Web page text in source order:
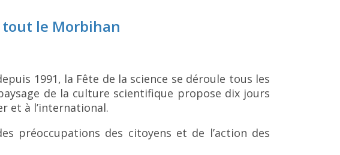
tout le Morbihan
1991, la Fête de la science se déroule tous les
de la culture scientifique propose dix jours
et à l’international.
préoccupations des citoyens et de l’action des